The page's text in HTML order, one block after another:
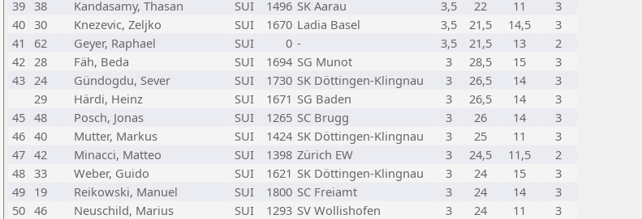
39 38 Kandasamy, Thasan SUI 1496 SK Aarau 3,5 22 11
3
40 30 Knezevic, Zeljko SUI 1670 Ladia Basel 3,5 21,5 14,5
3
41
62 Geyer, Raphael SUI 0 - 3,5 21,5 13
2
42 28 Fäh, Beda SUI 1694 SG Munot 3 28,5 15
3
43 24 Gündogdu, Sever SUI 1730 SK Döttingen-Klingnau 3 26,5 14
3
29
Härdi, Heinz SUI 1671 SG Baden 3 26,5 14
3
45 48 Posch, Jonas SUI 1265 SC Brugg 3 26 14
3
46 40 Mutter, Markus SUI 1424 SK Döttingen-Klingnau 3 25 11
3
47 42 Minacci, Matteo SUI 1398 Zürich EW 3 24,5 11,5
2
48 33 Weber, Guido SUI 1621 SK Döttingen-Klingnau 3 24 15
3
49 19 Reikowski, Manuel SUI 1800 SC Freiamt 3 24 14
3
50 46 Neuschild, Marius SUI 1293 SV Wollishofen 3 24 11
3